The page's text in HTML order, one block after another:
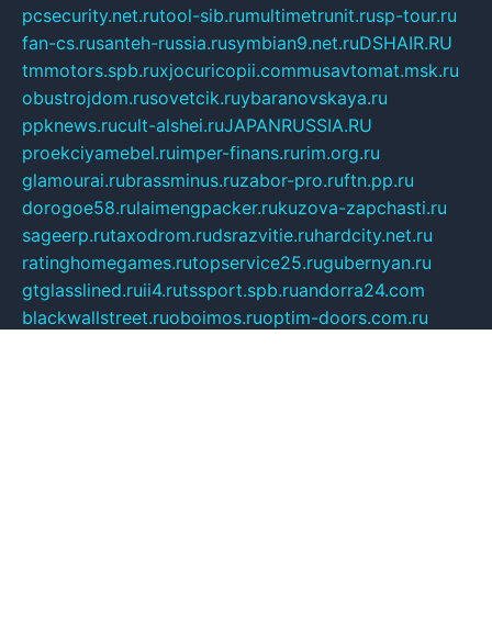
pcsecurity.net.rutool-sib.rumultimetrunit.rusp-tour.ru
fan-cs.rusanteh-russia.rusymbian9.net.ruDSHAIR.RU
tmmotors.spb.ruxjocuricopii.commusavtomat.msk.ru
obustrojdom.rusovetcik.ruybaranovskaya.ru
ppknews.rucult-alshei.ruJAPANRUSSIA.RU
proekciyamebel.ruimper-finans.rurim.org.ru
glamourai.rubrassminus.ruzabor-pro.ruftn.pp.ru
dorogoe58.rulaimengpacker.rukuzova-zapchasti.ru
sageerp.rutaxodrom.rudsrazvitie.ruhardcity.net.ru
ratinghomegames.rutopservice25.rugubernyan.ru
gtglasslined.ruii4.rutssport.spb.ruandorra24.com
blackwallstreet.ruoboimos.ruoptim-doors.com.ru